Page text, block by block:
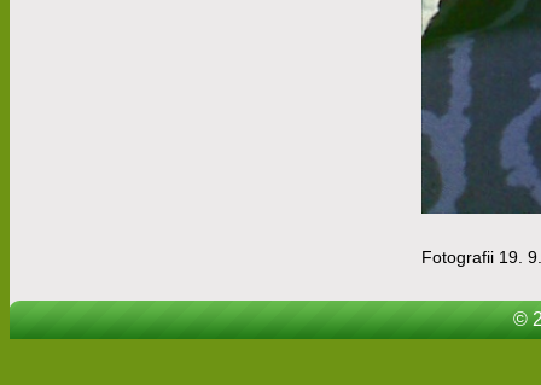
Fotografii 19.
©